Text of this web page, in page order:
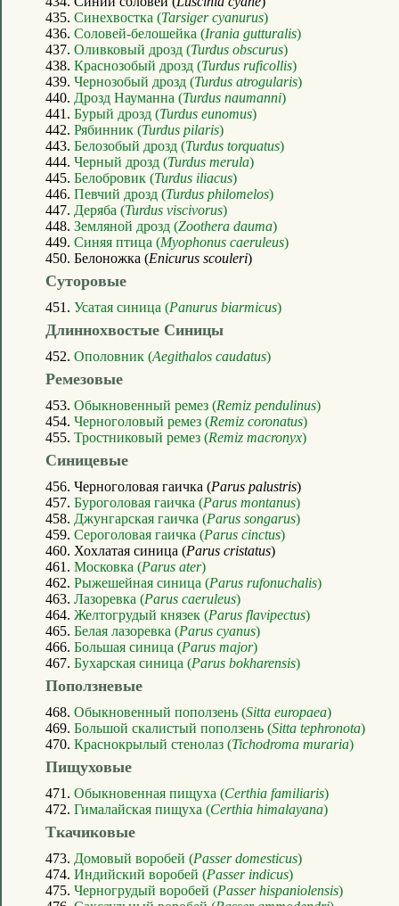
435. Синехвостка (Tarsiger cyanurus)
436. Соловей-белошейка (Irania gutturalis)
437. Оливковый дрозд (Turdus obscurus)
438. Краснозобый дрозд (Turdus ruficollis)
439. Чернозобый дрозд (Turdus atrogularis)
440. Дрозд Науманна (Turdus naumanni)
441. Бурый дрозд (Turdus eunomus)
442. Рябинник (Turdus pilaris)
443. Белозобый дрозд (Turdus torquatus)
444. Черный дрозд (Turdus merula)
445. Белобровик (Turdus iliacus)
446. Певчий дрозд (Turdus philomelos)
447. Деряба (Turdus viscivorus)
448. Земляной дрозд (Zoothera dauma)
449. Синяя птица (Myophonus caeruleus)
450. Белоножка (Enicurus scouleri)
Суторовые
451. Усатая синица (Panurus biarmicus)
Длиннохвостые Синицы
452. Ополовник (Aegithalos caudatus)
Ремезовые
453. Обыкновенный ремез (Remiz pendulinus)
454. Черноголовый ремез (Remiz coronatus)
455. Тростниковый ремез (Remiz macronyx)
Синицевые
456. Черноголовая гаичка (Parus palustris)
457. Буроголовая гаичка (Parus montanus)
458. Джунгарская гаичка (Parus songarus)
459. Сероголовая гаичка (Parus cinctus)
460. Хохлатая синица (Parus cristatus)
461. Московка (Parus ater)
462. Рыжешейная синица (Parus rufonuchalis)
463. Лазоревка (Parus caeruleus)
464. Желтогрудый князек (Parus flavipectus)
465. Белая лазоревка (Parus cyanus)
466. Большая синица (Parus major)
467. Бухарская синица (Parus bokharensis)
Поползневые
468. Обыкновенный поползень (Sitta europaea)
469. Большой скалистый поползень (Sitta tephronota)
470. Краснокрылый стенолаз (Tichodroma muraria)
Пищуховые
471. Обыкновенная пищуха (Certhia familiaris)
472. Гималайская пищуха (Certhia himalayana)
Ткачиковые
473. Домовый воробей (Passer domesticus)
474. Индийский воробей (Passer indicus)
475. Черногрудый воробей (Passer hispaniolensis)